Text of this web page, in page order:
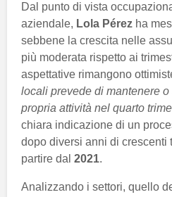
Dal punto di vista
aziendale, Lola Pérez ha
sebbene la crescita nelle
più moderata rispetto ai
aspettative rimangono
locali prevede di mantenere
propria attività nel quarto
chiara indicazione di un
dopo diversi anni di crescenti
partire dal 2021.
Analizzando i settori, quello